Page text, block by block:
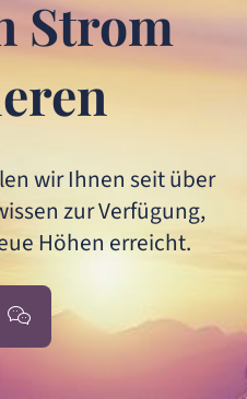
Strom
wir Ihnen seit über
zur Verfügung,
Höhen erreicht.